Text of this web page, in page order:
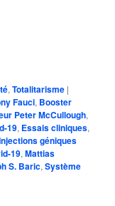
,Totalitarisme |
Fauci, Booster
Peter McCullough,
19, Essais cliniques,
géniques
19,Mattias
S. Baric,Système